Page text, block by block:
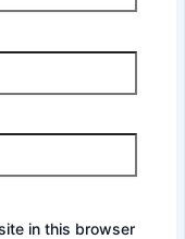
in this browser